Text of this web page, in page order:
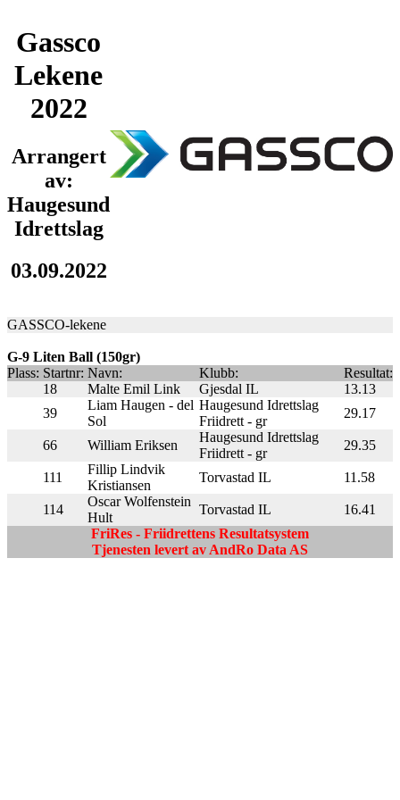
Gassco
Lekene
2022
Arrangert
av:
Haugesund
Idrettslag
03.09.2022
GASSCO-lekene
G-9 Liten Ball (150gr)
Plass: Startnr: Navn: Klubb:
Resultat:
18
Malte Emil Link Gjesdal IL
13.13
39
Liam Haugen - del
Sol
Haugesund Idrettslag
Friidrett - gr
29.17
66 William Eriksen
Haugesund Idrettslag
Friidrett - gr
29.35
111
Fillip Lindvik
Kristiansen
Torvastad IL 11.58
114
Oscar Wolfenstein
Hult
Torvastad IL
16.41
FriRes - Friidrettens Resultatsystem
Tjenesten levert av AndRo Data AS